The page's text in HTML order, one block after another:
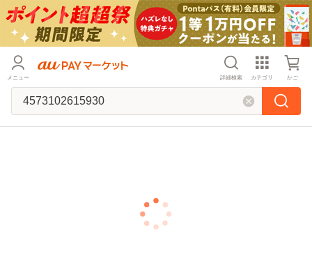
メニュー 詳細検索 カテゴリ かご